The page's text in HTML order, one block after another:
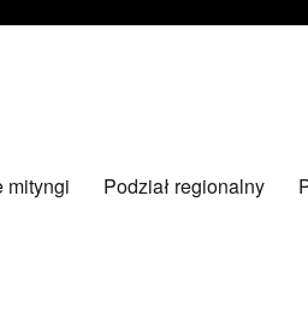
mityngi Podział regionalny